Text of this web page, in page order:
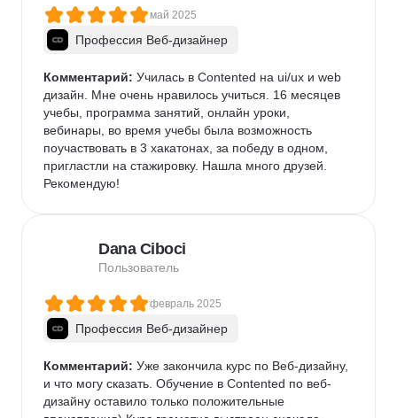
май 2025
Профессия Веб-дизайнер
Комментарий: Училась в Contented на ui/ux и web
дизайн. Мне очень нравилось учиться. 16 месяцев
учебы, программа занятий, онлайн уроки,
вебинары, во время учебы была возможность
поучаствовать в 3 хакатонах, за победу в одном,
пригластли на стажировку. Нашла много друзей.
Рекомендую!
Dana Ciboci
Пользователь
февраль 2025
Профессия Веб-дизайнер
Комментарий: Уже закончила курс по Веб-дизайну,
и что могу сказать. Обучение в Contented по веб-
дизайну оставило только положительные